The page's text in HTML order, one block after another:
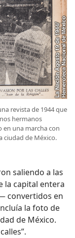
revista de 1944 que
hermanos
en una marcha con
ciudad de México.
saliendo a las
la capital entera
convertidos en
la foto de
de México.